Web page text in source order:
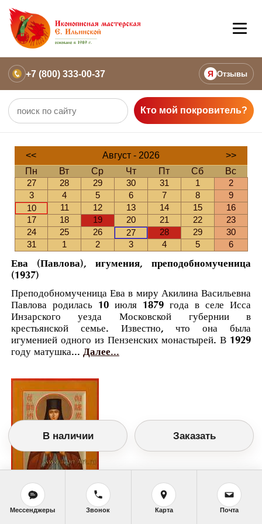
+7 (800) 333-00-37 Я Отзывы
Кто мой покровитель?
<< Август - 2026
>>
Пн
Вт Ср Чт Пт Сб
Вс
27
28 29 30 31 1
2
3
4 5 6 7 8
9
10
11 12 13 14 15
16
17
18 19 20 21 22
23
24
25 26 27 28 29
30
31
1 2 3 4 5 6
Ева (Павлова), игумения, преподобномученица
(1937)
Преподобномученица Ева в миру Акилина Васильевна
Павлова родилась 10 июля 1879 года в селе Исса
Инзарского уезда Московской губернии в
крестьянской семье. Известно, что она была
игуменией одного из Пензенских монастырей. В 1929
году матушка... Далее...
Православный календарь
<<Четверг, 27 Августа (14 Августа по
В наличии Заказать
Мессенджеры Звонок Карта Почта